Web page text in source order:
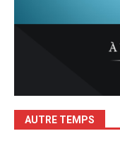
AUTRE TEMPS